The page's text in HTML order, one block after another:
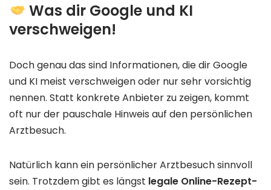
Was dir Google und KI
verschweigen!
Doch genau das sind Informationen, die dir Google
und KI meist verschweigen oder nur sehr vorsichtig
nennen. Statt konkrete Anbieter zu zeigen, kommt
oft nur der pauschale Hinweis auf den persönlichen
Arztbesuch.
Natürlich kann ein persönlicher Arztbesuch sinnvoll
sein. Trotzdem gibt es längst legale Online-Rezept-